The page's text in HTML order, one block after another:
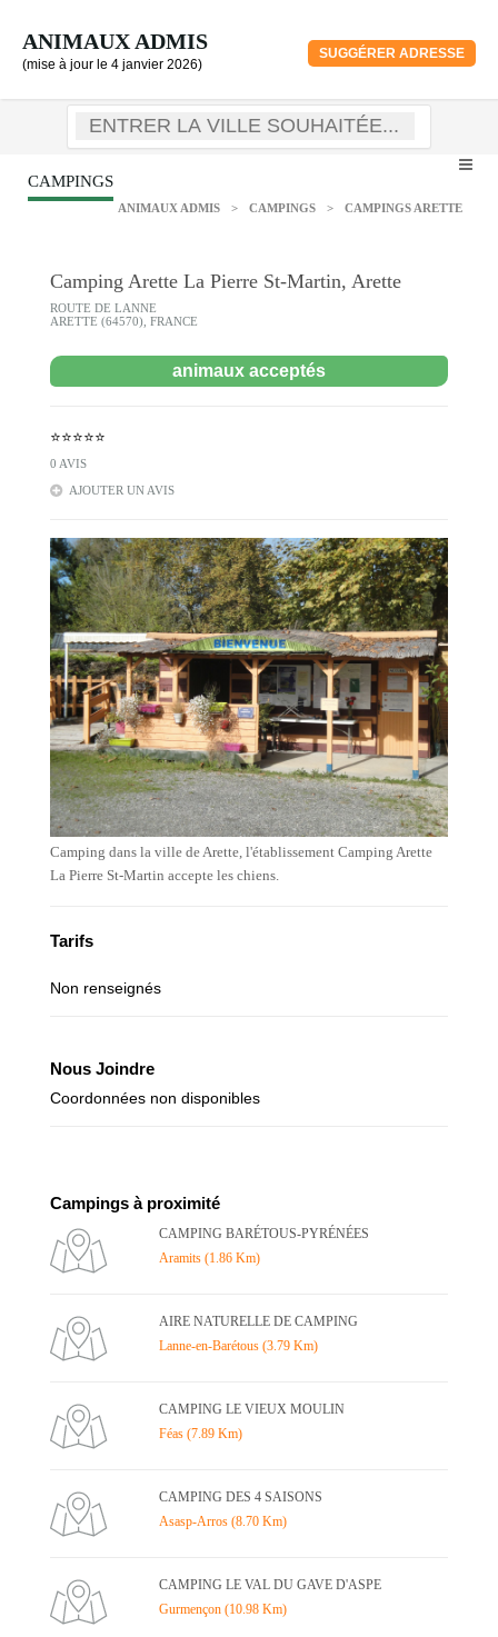
ANIMAUX ADMIS
(mise à jour le 4 janvier 2026)
SUGGÉRER ADRESSE
CAMPINGS
ANIMAUX ADMIS > CAMPINGS > CAMPINGS ARETTE
Camping Arette La Pierre St-Martin, Arette
ROUTE DE LANNE
ARETTE (64570), FRANCE
animaux acceptés
⭐⭐⭐⭐⭐
0 AVIS
AJOUTER UN AVIS
Camping dans la ville de Arette, l'établissement Camping Arette
La Pierre St-Martin accepte les chiens.
Tarifs
Non renseignés
Nous Joindre
Coordonnées non disponibles
Campings à proximité
CAMPING BARÉTOUS-PYRÉNÉES
Aramits (1.86 Km)
AIRE NATURELLE DE CAMPING
Lanne-en-Barétous (3.79 Km)
CAMPING LE VIEUX MOULIN
Féas (7.89 Km)
CAMPING DES 4 SAISONS
Asasp-Arros (8.70 Km)
CAMPING LE VAL DU GAVE D'ASPE
Gurmençon (10.98 Km)